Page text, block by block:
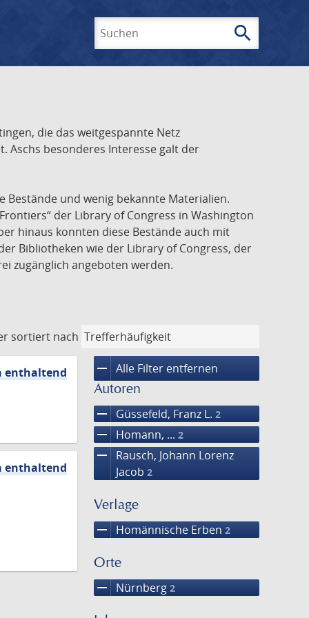
search
die das weitgespannte Netz
Aschs besonderes Interesse galt der
Bestände und wenig bekannte Materialien.
der Library of Congress in Washington
hinaus konnten diese Bestände auch mit
Bibliotheken wie der Library of Congress, der
zugänglich angeboten werden.
sortiert nach
remove Alle Filter entfernen
Autoren
remove Güssefeld, Franz L. 2
remove Homann, ... 2
remove
Rausch, Johann Lorenz
Jacob 2
Verlage
remove Homännische Erben 2
Orte
remove Nürnberg 2
enthaltend
enthaltend